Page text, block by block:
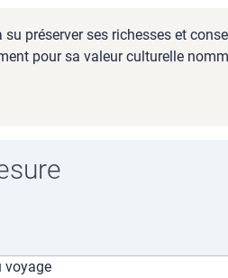
préserver ses richesses et
pour sa valeur culturelle
voyage